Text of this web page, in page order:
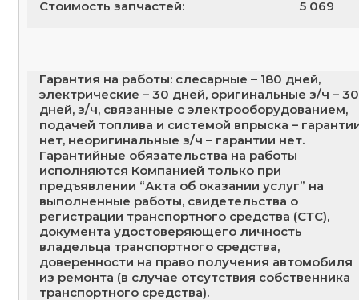
Стоимость запчастей: 5 069
Гарантия на работы: слесарные – 180 дней,
электрические – 30 дней, оригинальные з/ч – 30
дней, з/ч, связанные с электрооборудованием,
подачей топлива и системой впрыска –
нет, неоригинальные з/ч – гарантии нет.
Гарантийные обязательства на работы
исполняются Компанией только при
предъявлении “Акта об оказании услуг” на
выполненные работы, свидетельства о
регистрации транспортного средства (СТС),
документа удостоверяющего личность
владельца транспортного средства,
доверенности на право получения автомобиля
из ремонта (в случае отсутствия собственника
транспортного средства).